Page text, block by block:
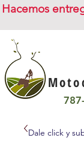
Hacemos
Dale click y